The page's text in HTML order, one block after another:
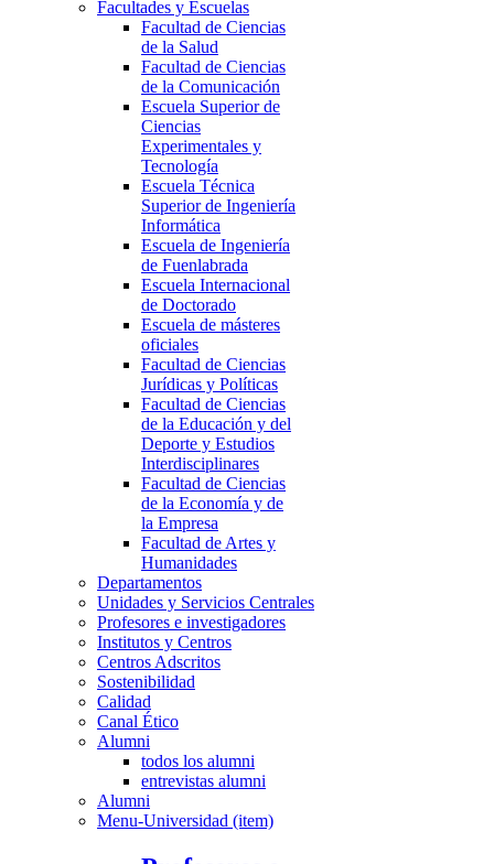
Facultades y Escuelas
Facultad de Ciencias
de la Salud
Facultad de Ciencias
de la Comunicación
Escuela Superior de
Ciencias
Experimentales y
Tecnología
Escuela Técnica
Superior de Ingeniería
Informática
Escuela de Ingeniería
de Fuenlabrada
Escuela Internacional
de Doctorado
Escuela de másteres
oficiales
Facultad de Ciencias
Jurídicas y Políticas
Facultad de Ciencias
de la Educación y del
Deporte y Estudios
Interdisciplinares
Facultad de Ciencias
de la Economía y de
la Empresa
Facultad de Artes y
Humanidades
Departamentos
Unidades y Servicios Centrales
Profesores e investigadores
Institutos y Centros
Centros Adscritos
Sostenibilidad
Calidad
Canal Ético
Alumni
todos los alumni
entrevistas alumni
Alumni
Menu-Universidad (item)